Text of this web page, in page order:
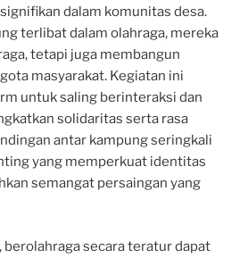
dalam komunitas desa.
terlibat dalam olahraga, mereka
tetapi juga membangun
masyarakat. Kegiatan ini
untuk saling berinteraksi dan
solidaritas serta rasa
antar kampung seringkali
yang memperkuat identitas
semangat persaingan yang
berolahraga secara teratur dapat